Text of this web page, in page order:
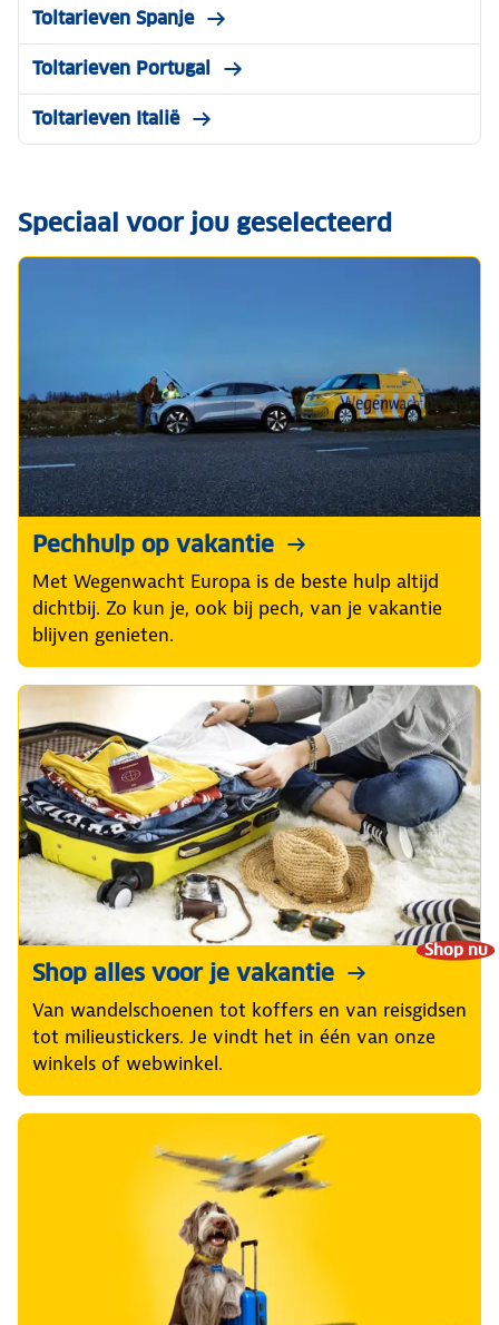
Toltarieven Spanje
Toltarieven Portugal
Toltarieven Italië
Speciaal voor jou geselecteerd
Pechhulp op vakantie
Met Wegenwacht Europa is de beste hulp altijd
dichtbij. Zo kun je, ook bij pech, van je vakantie
blijven genieten.
Shop nu
Shop alles voor je vakantie
Van wandelschoenen tot koffers en van reisgidsen
tot milieustickers. Je vindt het in één van onze
winkels of webwinkel.